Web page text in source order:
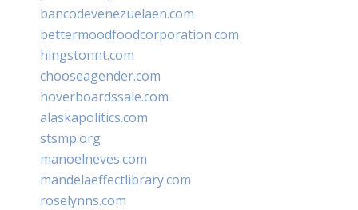
bancodevenezuelaen.com
bettermoodfoodcorporation.com
hingstonnt.com
chooseagender.com
hoverboardssale.com
alaskapolitics.com
stsmp.org
manoelneves.com
mandelaeffectlibrary.com
roselynns.com